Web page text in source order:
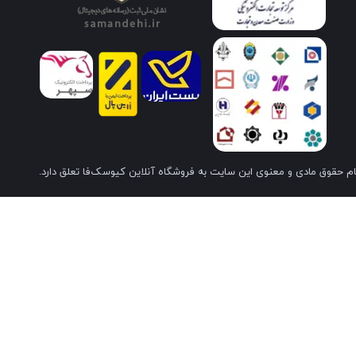
حقوق مادی و معنوی این سایت به فروشگاه آنلاین کیوسک‌فا تعلق دارد.